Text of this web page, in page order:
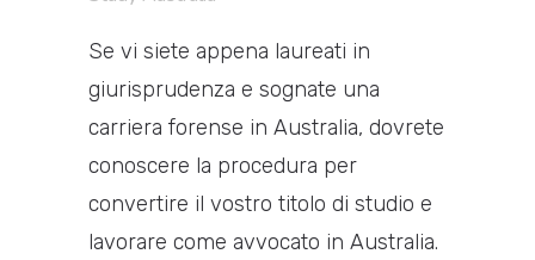
Se vi siete appena laureati in
giurisprudenza e sognate una
carriera forense in Australia, dovrete
conoscere la procedura per
convertire il vostro titolo di studio e
lavorare come avvocato in Australia.